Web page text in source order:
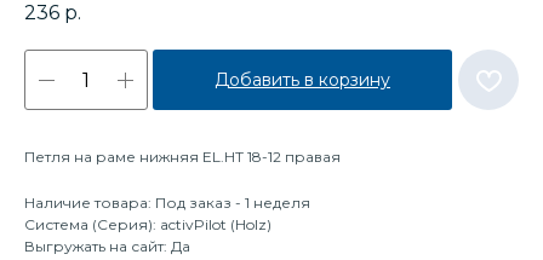
236 р.
Добавить в корзину
Петля на раме нижняя EL.HT 18-12 правая
Наличие товара: Под заказ - 1 неделя
Система (Серия): activPilot (Holz)
Выгружать на сайт: Да